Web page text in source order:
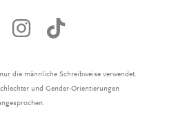
die männliche Schreibweise verwendet.
und Gender-Orientierungen